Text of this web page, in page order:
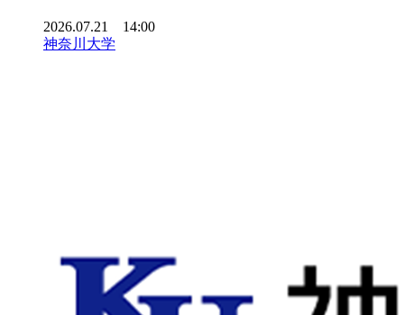
2026.07.21 14:00
神奈川大学